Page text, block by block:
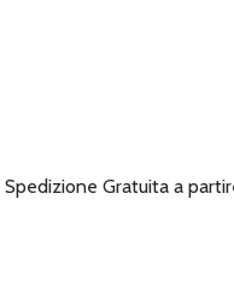
Spedizione Gratuita a